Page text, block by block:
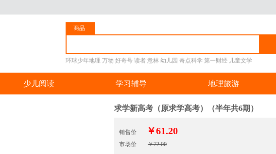
商品
环球少年地理 万物 好奇号 读者 意林 幼儿园 奇点科学 第一财经 儿童文学
少儿阅读 学习辅导 地理旅游
求学新高考（原求学高考）（半年共6期）
销售价 ￥61.20
市场价 ￥72.00